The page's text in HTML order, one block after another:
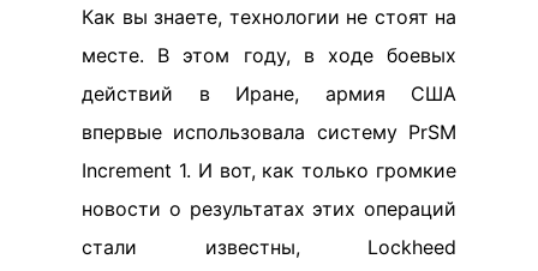
Как вы знаете, технологии не стоят на
месте. В этом году, в ходе боевых
действий в Иране, армия США
впервые использовала систему PrSM
Increment 1. И вот, как только громкие
новости о результатах этих операций
стали известны, Lockheed